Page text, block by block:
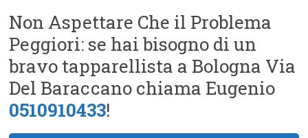
Non Aspettare Che il Problema
Peggiori: se hai bisogno di un
bravo tapparellista a Bologna Via
Del Baraccano chiama Eugenio
0510910433!